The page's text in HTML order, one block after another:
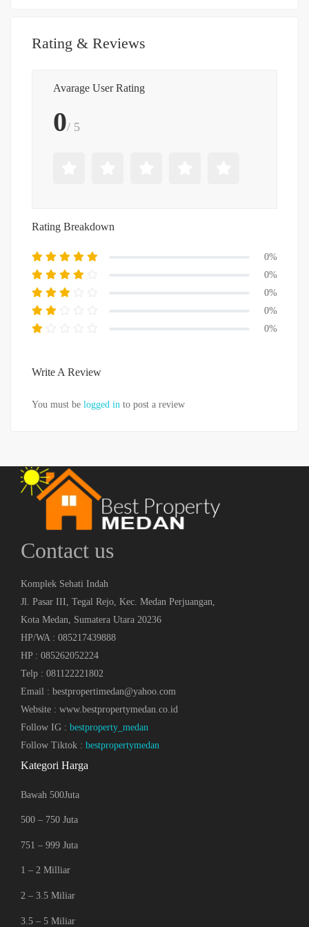
Rating & Reviews
Avarage User Rating
0/ 5
Rating Breakdown
0%
0%
0%
0%
0%
Write A Review
You must be logged in to post a review
Contact us
Komplek Sehati Indah
Jl. Pasar III, Tegal Rejo, Kec. Medan Perjuangan,
Kota Medan, Sumatera Utara 20236
HP/WA : 085217439888
HP : 085262052224
Telp : 081122221802
Email : bestpropertimedan@yahoo.com
Website : www.bestpropertymedan.co.id
Follow IG : bestproperty_medan
Follow Tiktok : bestpropertymedan
Kategori Harga
Bawah 500Juta
500 – 750 Juta
751 – 999 Juta
1 – 2 Milliar
2 – 3.5 Miliar
3.5 – 5 Miliar